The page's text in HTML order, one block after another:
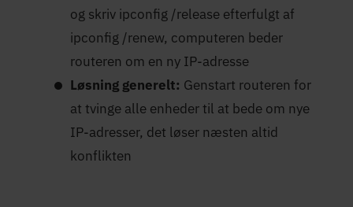
og skriv ipconfig /release efterfulgt af
ipconfig /renew, computeren beder
routeren om en ny IP-adresse
Løsning generelt: Genstart routeren for
at tvinge alle enheder til at bede om nye
IP-adresser, det løser næsten altid
konflikten